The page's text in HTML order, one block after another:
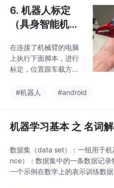
6. 机器人标定
（具身智能机器
在连接了机械臂的电脑
上执行下面脚本，进行
标定，位置跟车载方案
莓派，在树莓派上执行
#机器人 #android
机器学习基本 之 名词
数据集（data set）：一组用于
nce）：数据集中的一条数据记
一个示例在数学上的表示训练数